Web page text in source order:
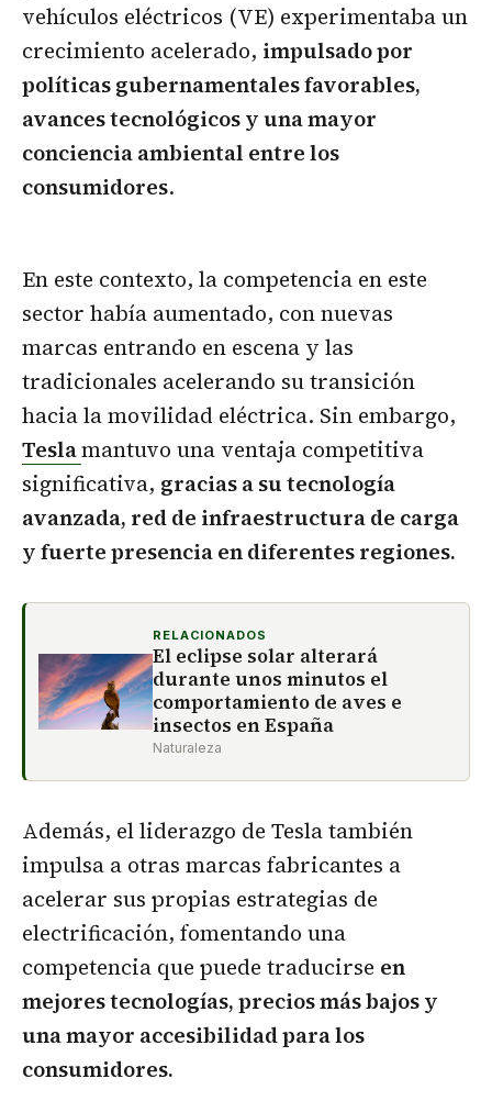
vehículos eléctricos (VE) experimentaba un
crecimiento acelerado, impulsado por
políticas gubernamentales favorables,
avances tecnológicos y una mayor
conciencia ambiental entre los
consumidores.
En este contexto, la competencia en este
sector había aumentado, con nuevas
marcas entrando en escena y las
tradicionales acelerando su transición
hacia la movilidad eléctrica. Sin embargo,
Teslamantuvo una ventaja competitiva
significativa, gracias a su tecnología
avanzada, red de infraestructura de carga
y fuerte presencia en diferentes regiones.
RELACIONADOS
El eclipse solar alterará
durante unos minutos el
comportamiento de aves e
insectos en España
Naturaleza
Además, el liderazgo de Tesla también
impulsa a otras marcas fabricantes a
acelerar sus propias estrategias de
electrificación, fomentando una
competencia que puede traducirse en
mejores tecnologías, precios más bajos y
una mayor accesibilidad para los
consumidores.